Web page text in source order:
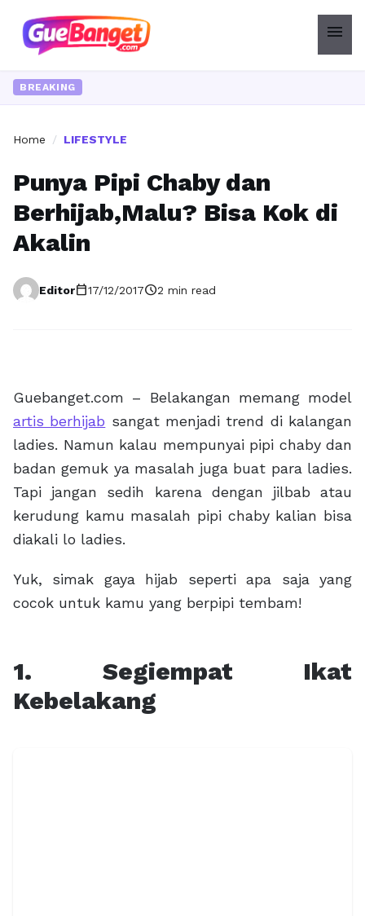
menu
BREAKING
Home / LIFESTYLE
Punya Pipi Chaby dan
Berhijab,Malu? Bisa Kok di
Akalin
Editorcalendar_today17/12/2017schedule2 min read
Guebanget.com – Belakangan memang model
artis berhijab sangat menjadi trend di kalangan
ladies. Namun kalau mempunyai pipi chaby dan
badan gemuk ya masalah juga buat para ladies.
Tapi jangan sedih karena dengan jilbab atau
kerudung kamu masalah pipi chaby kalian bisa
diakali lo ladies.
Yuk, simak gaya hijab seperti apa saja yang
cocok untuk kamu yang berpipi tembam!
1. Segiempat Ikat
Kebelakang